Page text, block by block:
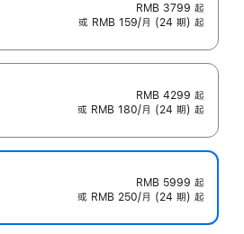
RMB 3799 起
或 RMB 159/月 (24 期) 起
RMB 4299 起
或 RMB 180/月 (24 期) 起
RMB 5999 起
或 RMB 250/月 (24 期) 起